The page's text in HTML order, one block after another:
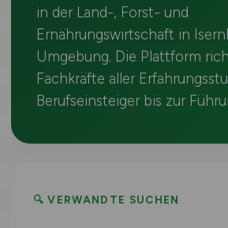
in der Land-, Forst- und
Ernährungswirtschaft in
Umgebung. Die Plattform
Fachkräfte aller
Berufseinsteiger bis zur
🔍 VERWANDTE SUCHEN